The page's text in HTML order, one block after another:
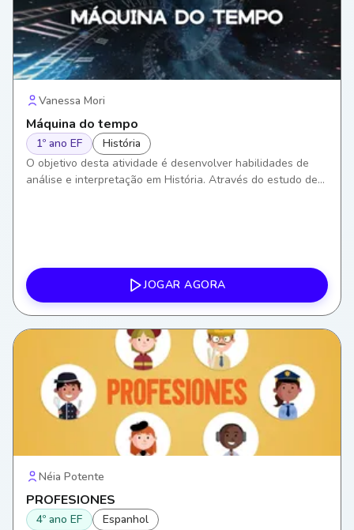
Vanessa Mori
Máquina do tempo
1º ano EF
História
O objetivo desta atividade é desenvolver habilidades de
análise e interpretação em História. Através do estudo de
JOGAR AGORA
Néia Potente
PROFESIONES
4º ano EF
Espanhol